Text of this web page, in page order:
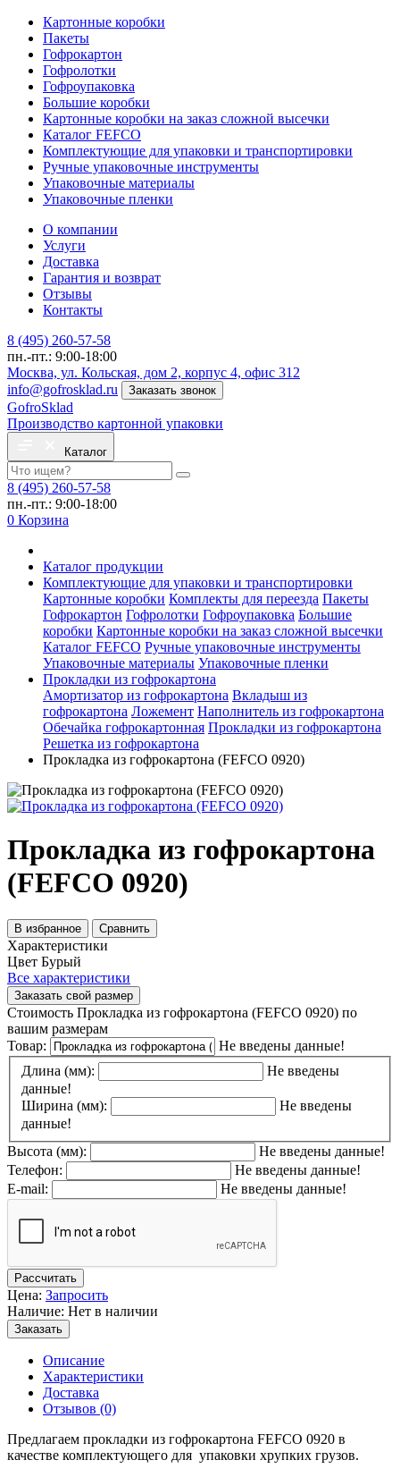
Картонные коробки
Пакеты
Гофрокартон
Гофролотки
Гофроупаковка
Большие коробки
Картонные коробки на заказ сложной высечки
Каталог FEFCO
Комплектующие для упаковки и транспортировки
Ручные упаковочные инструменты
Упаковочные материалы
Упаковочные пленки
О компании
Услуги
Доставка
Гарантия и возврат
Отзывы
Контакты
8 (495) 260-57-58
пн.-пт.: 9:00-18:00
Москва, ул. Кольская, дом 2, корпус 4, офис 312
info@gofrosklad.ru
Заказать звонок
GofroSklad
Производство картонной упаковки
Каталог
8 (495) 260-57-58
пн.-пт.: 9:00-18:00
0 Корзина
Каталог продукции
Комплектующие для упаковки и транспортировки
Картонные коробки Комплекты для переезда Пакеты
Гофрокартон Гофролотки Гофроупаковка Большие
коробки Картонные коробки на заказ сложной высечки
Каталог FEFCO Ручные упаковочные инструменты
Упаковочные материалы Упаковочные пленки
Прокладки из гофрокартона
Амортизатор из гофрокартона Вкладыш из
гофрокартона Ложемент Наполнитель из гофрокартона
Обечайка гофрокартонная Прокладки из гофрокартона
Решетка из гофрокартона
Прокладка из гофрокартона (FEFCO 0920)
Прокладка из гофрокартона
(FEFCO 0920)
В избранное Сравнить
Характеристики
Цвет Бурый
Все характеристики
Заказать свой размер
Стоимость Прокладка из гофрокартона (FEFCO 0920) по
вашим размерам
Товар:
Не введены данные!
Длина (мм):
Не введены
данные!
Ширина (мм):
Не введены
данные!
Высота (мм):
Не введены данные!
Телефон:
Не введены данные!
E-mail:
Не введены данные!
Рассчитать
Цена: Запросить
Наличие: Нет в наличии
Заказать
Описание
Характеристики
Доставка
Отзывов (0)
Предлагаем прокладки из гофрокартона FEFCO 0920 в
качестве комплектующего для упаковки хрупких грузов.